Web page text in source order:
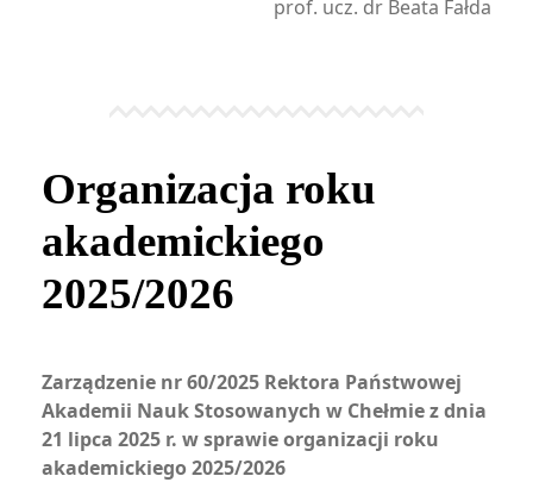
prof. ucz. dr Beata Fałda
Organizacja roku
akademickiego
2025/2026
Zarządzenie nr 60/2025 Rektora Państwowej
Akademii Nauk Stosowanych w Chełmie z dnia
21 lipca 2025 r. w sprawie organizacji roku
akademickiego 2025/2026